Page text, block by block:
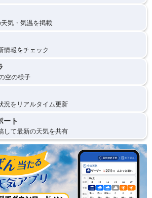
気・気温を掲載
情報をチェック
空の様子
況をリアルタイム更新
ート
して最新の天気を共有